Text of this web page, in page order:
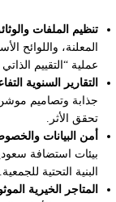
تنظيم الملفات
المعلنة، واللوائح
عملية “التقييم
التقارير السنوية
جذابة وتصاميم
تحقق الأثر.
أمن البيانات
بيئات استضافة
البنية التحتية للجمعية.
المتاجر الخيرية